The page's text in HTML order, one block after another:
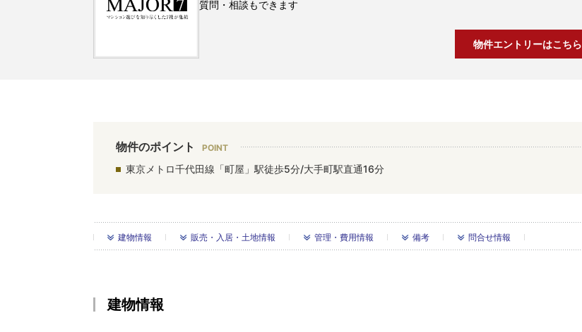
質問・相談もできます
物件エントリーはこちら
物件のポイント
東京メトロ千代田線「町屋」駅徒歩5分/大手町駅直通16分
建物情報 販売・入居・土地情報 管理・費用情報 備考 問合せ情報
建物情報